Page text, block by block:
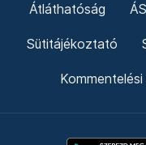
Átláthatóság
Sütitájékoztató